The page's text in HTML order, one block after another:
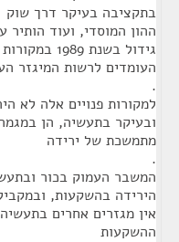
בתקציבה בעיקר דרך שוק
ההון המוסדי, ועוד
גידול בשנת 1989 במקורות
העומדים לרשות המיגזר
.
למקורות פנויים אלה לא
ובעיקר בתעשיה, הן
מתמשכת של ירידה
.
המשבר העמוק בכור
הירידה בהשקעות,
אין מגזרים אחרים
ההשקעות